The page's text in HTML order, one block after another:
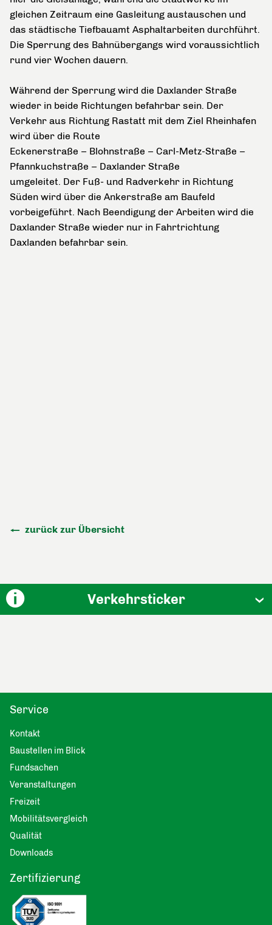
gleichen Zeitraum eine Gasleitung austauschen und
das städtische Tiefbauamt Asphaltarbeiten durchführt.
Die Sperrung des Bahnübergangs wird voraussichtlich
rund vier Wochen dauern.
Während der Sperrung wird die Daxlander Straße
wieder in beide Richtungen befahrbar sein. Der
Verkehr aus Richtung Rastatt mit dem Ziel Rheinhafen
wird über die Route
Eckenerstraße – Blohnstraße – Carl-Metz-Straße –
Pfannkuchstraße – Daxlander Straße
umgeleitet. Der Fuß- und Radverkehr in Richtung
Süden wird über die Ankerstraße am Baufeld
vorbeigeführt. Nach Beendigung der Arbeiten wird die
Daxlander Straße wieder nur in Fahrtrichtung
Daxlanden befahrbar sein.
zurück zur Übersicht
Verkehrsticker
Service
Kontakt
Baustellen im Blick
Fundsachen
Veranstaltungen
Freizeit
Mobilitätsvergleich
Qualität
Downloads
Zertifizierung